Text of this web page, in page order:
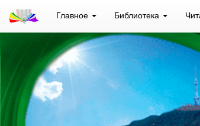
Главное Библиотека